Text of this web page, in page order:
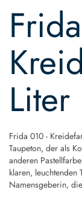
Liter
Frida 010 -
Taupeton, der als
anderen
klaren,
Namensgeberin,
the
beginning
the
images